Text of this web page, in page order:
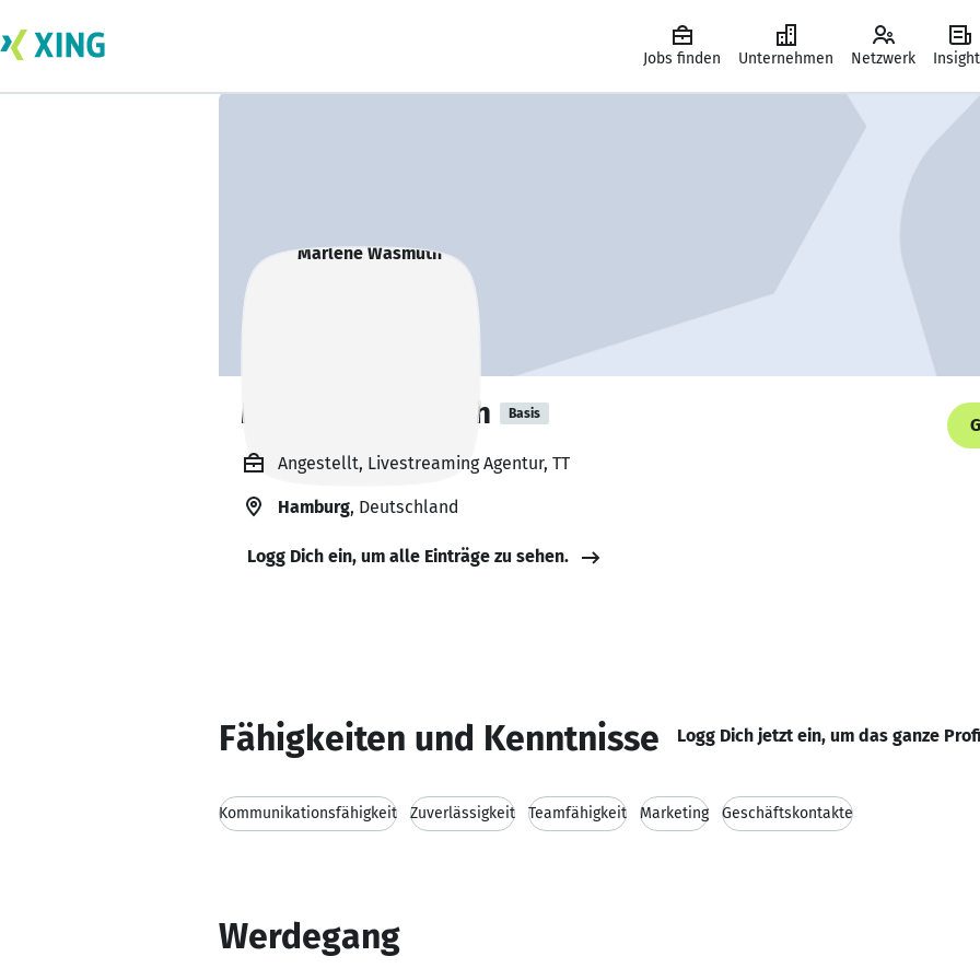
Jobs finden Unternehmen Netzwerk
Marlene Wasmuth Basis
Angestellt, Livestreaming Agentur, TT
Hamburg, Deutschland
Logg Dich ein, um alle Einträge zu sehen.
Fähigkeiten und Kenntnisse Logg Dich jetzt ein, um das ganze
Kommunikationsfähigkeit Zuverlässigkeit Teamfähigkeit Marketing Geschäftskontakte
Werdegang